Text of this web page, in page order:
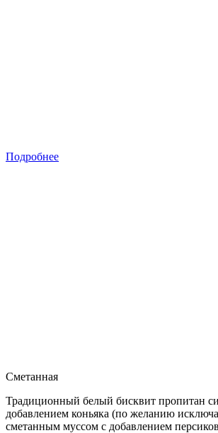
Подробнее
Сметанная
Традиционный белый бисквит пропитан
добавлением коньяка (по желанию
сметанным муссом с добавлением